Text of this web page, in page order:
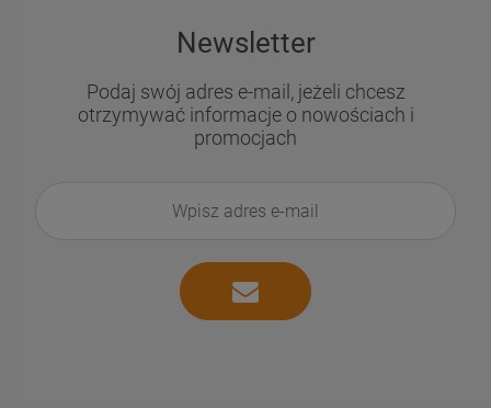
Newsletter
Podaj swój adres e-mail, jeżeli chcesz
otrzymywać informacje o nowościach i
promocjach